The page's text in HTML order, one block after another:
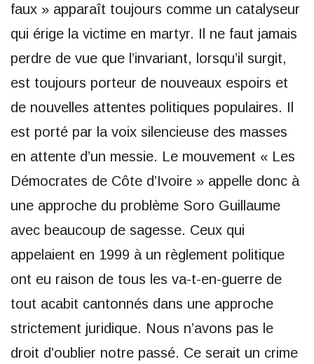
faux » apparaît toujours comme un catalyseur
qui érige la victime en martyr. Il ne faut jamais
perdre de vue que l’invariant, lorsqu’il surgit,
est toujours porteur de nouveaux espoirs et
de nouvelles attentes politiques populaires. Il
est porté par la voix silencieuse des masses
en attente d’un messie. Le mouvement « Les
Démocrates de Côte d’Ivoire » appelle donc à
une approche du problème Soro Guillaume
avec beaucoup de sagesse. Ceux qui
appelaient en 1999 à un règlement politique
ont eu raison de tous les va-t-en-guerre de
tout acabit cantonnés dans une approche
strictement juridique. Nous n’avons pas le
droit d’oublier notre passé. Ce serait un crime